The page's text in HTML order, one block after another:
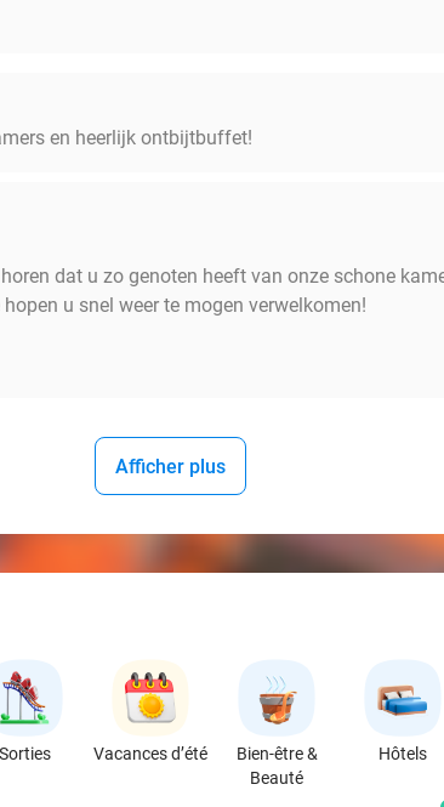
en heerlijk ontbijtbuffet!
dat u zo genoten heeft van onze schone
u snel weer te mogen verwelkomen!
Afficher plus
Sorties Vacances d’été
Bien-être &
Beauté
Hôtels